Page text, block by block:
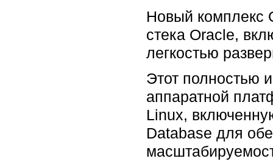
Новый комплекс
стека Oracle,
легкостью
Этот полностью
аппаратной
Linux,
Database для